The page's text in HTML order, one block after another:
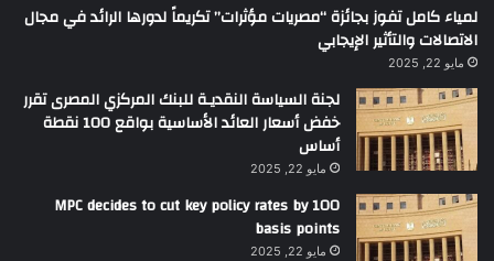
لمياء كامل تفوز بجائزة “مصريات مؤثرات” تكريماً لدورها الرائد في مجال
الاتصالات والتأثير الإيجابي
مايو 22, 2025
لجنة السياسة النقديـة للبنك المركزي المصرى تقرر
خفض أسعار العائد الأساسية بواقع 100 نقطة
أساس
مايو 22, 2025
MPC decides to cut key policy rates by 100
basis points
مايو 22, 2025